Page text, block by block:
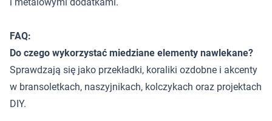
FAQ:
Do czego wykorzystać miedziane elementy nawlekane?
Sprawdzają się jako przekładki, koraliki ozdobne i akcenty
w bransoletkach, naszyjnikach, kolczykach oraz projektach
DIY.